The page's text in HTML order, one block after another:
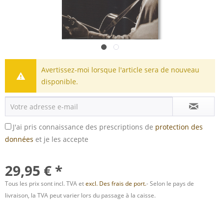
Avertissez-moi lorsque l'article sera de nouveau
disponible.
J'ai pris connaissance des prescriptions de protection des
données et je les accepte
29,95 € *
Tous les prix sont incl. TVA etexcl. Des frais de port.- Selon le pays de
livraison, la TVA peut varier lors du passage à la caisse.